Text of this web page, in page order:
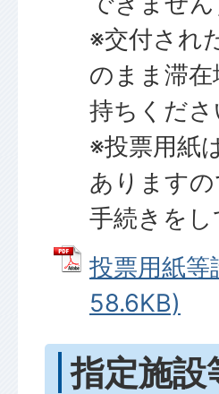
※交付され
のまま滞
持ちくださ
※投票用紙
あります
手続きをし
投票用紙
58.6KB)
指定施設